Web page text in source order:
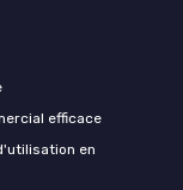
efficace
en